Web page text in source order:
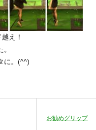
え！
に。(^^)
お勧めグリップ